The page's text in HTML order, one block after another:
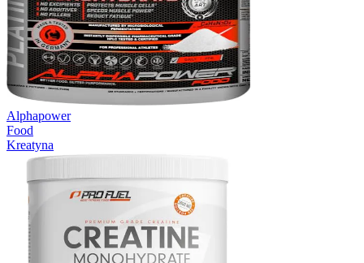
Alphapower
Food
Kreatyna